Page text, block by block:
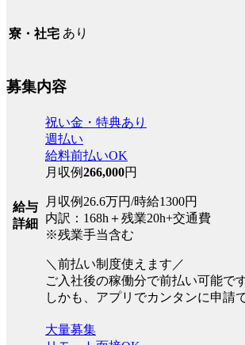
寮・社宅 あり
募集内容
給与
詳細
祝い金・特典あり
週払い
給料前払いOK
月収例266,000円
月収例26.6万円/時給1300円
内訳：168h＋残業20h+交通費
※残業手当含む
＼前払い制度使えます／
ご入社後の稼働分で前払い可能で
しかも、アプリでカンタンに申請
大量募集